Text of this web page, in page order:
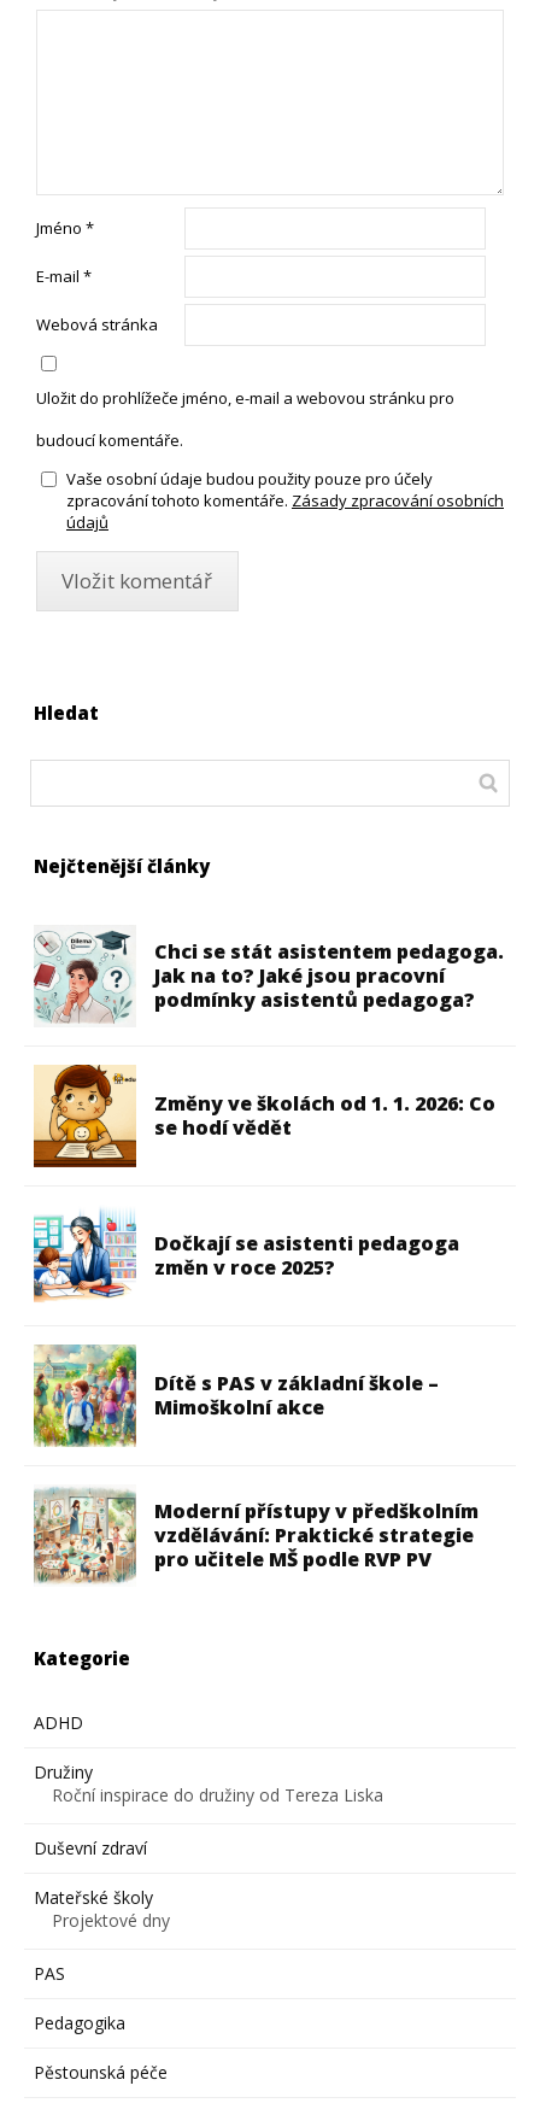
Jméno *
E-mail *
Webová stránka
Uložit do prohlížeče jméno, e-mail a webovou stránku pro
budoucí komentáře.
Vaše osobní údaje budou použity pouze pro účely
zpracování tohoto komentáře. Zásady zpracování osobních
údajů
Hledat
Nejčtenější články
Chci se stát asistentem pedagoga.
Jak na to? Jaké jsou pracovní
podmínky asistentů pedagoga?
Změny ve školách od 1. 1. 2026: Co
se hodí vědět
Dočkají se asistenti pedagoga
změn v roce 2025?
Dítě s PAS v základní škole –
Mimoškolní akce
Moderní přístupy v předškolním
vzdělávání: Praktické strategie
pro učitele MŠ podle RVP PV
Kategorie
ADHD
Družiny
Roční inspirace do družiny od Tereza Liska
Duševní zdraví
Mateřské školy
Projektové dny
PAS
Pedagogika
Pěstounská péče